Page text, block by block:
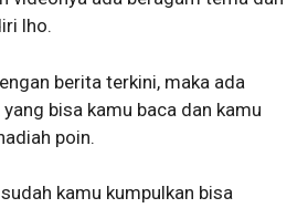
lho.
berita terkini, maka ada
bisa kamu baca dan kamu
poin.
kamu kumpulkan bisa